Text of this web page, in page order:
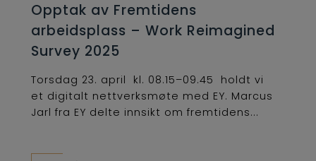
Opptak av Fremtidens
arbeidsplass – Work Reimagined
Survey 2025
Torsdag 23. april kl. 08.15–09.45 holdt vi
et digitalt nettverksmøte med EY. Marcus
Jarl fra EY delte innsikt om fremtidens...